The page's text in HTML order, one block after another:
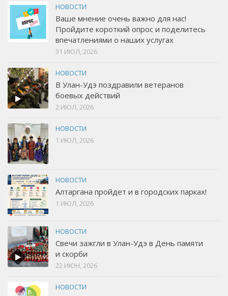
НОВОСТИ
Ваше мнение очень важно для нас!
Пройдите короткий опрос и поделитесь
впечатлениями о наших услугах
31 ИЮЛ, 2026
НОВОСТИ
В Улан-Удэ поздравили ветеранов
боевых действий
2 ИЮЛ, 2026
НОВОСТИ
1 ИЮЛ, 2026
НОВОСТИ
Алтаргана пройдет и в городских парках!
1 ИЮЛ, 2026
НОВОСТИ
Свечи зажгли в Улан-Удэ в День памяти
и скорби
22 ИЮН, 2026
НОВОСТИ